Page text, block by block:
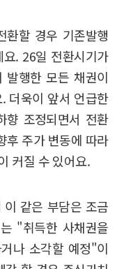
환할 경우 기존발행
. 26일 전환시기가
발행한 모든 채권이
더욱이 앞서 언급한
향 조정되면서 전환
후 주가 변동에 따라
커질 수 있어요.
같은 부담은 조금
"취득한 사채권을
나 소각할 예정"이